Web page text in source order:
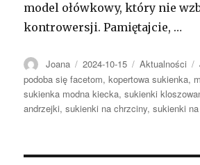
model ołówkowy, który nie
kontrowersji. Pamiętajcie, …
Autor
Joana Opublikowano
2024-10-15 Kategorie
Aktualności
podoba się facetom,kopertowa sukienka,
sukienka modna kiecka,sukienki
andrzejki,sukienki na chrzciny,sukienki